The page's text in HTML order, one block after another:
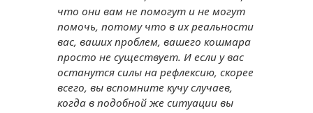
что они вам не помогут и не могут
помочь, потому что в их реальности
вас, ваших проблем, вашего кошмара
просто не существует. И если у вас
останутся силы на рефлексию, скорее
всего, вы вспомните кучу случаев,
когда в подобной же ситуации вы